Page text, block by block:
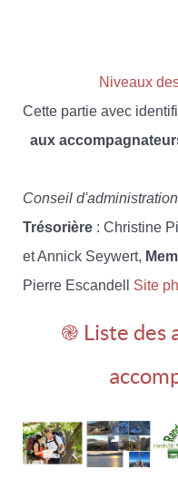
Niveaux
Cette partie avec
aux
Conseil d'administration
Trésorière : Christine
et Annick Seywert,
Pierre Escandell Site
֎ Liste des